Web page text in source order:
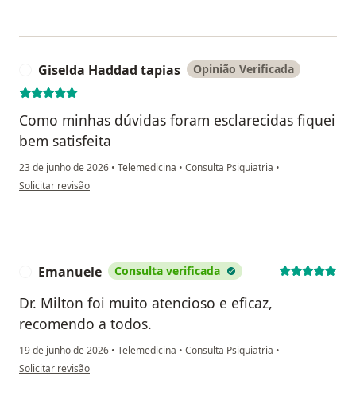
Giselda Haddad tapias Opinião Verificada
Como minhas dúvidas foram esclarecidas fiquei
bem satisfeita
23 de junho de 2026 • Telemedicina • Consulta Psiquiatria •
na opinião do utilizador Giselda Haddad tapias
Solicitar revisão
Emanuele Consulta verificada
Dr. Milton foi muito atencioso e eficaz,
recomendo a todos.
19 de junho de 2026 • Telemedicina • Consulta Psiquiatria •
na opinião do utilizador Emanuele
Solicitar revisão